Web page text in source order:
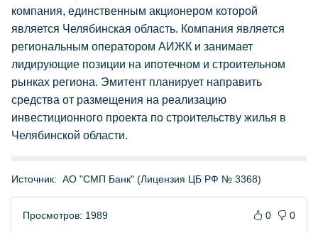
компания, единственным акционером которой
является Челябинская область. Компания является
региональным оператором АИЖК и занимает
лидирующие позиции на ипотечном и строительном
рынках региона. Эмитент планирует направить
средства от размещения на реализацию
инвестиционного проекта по строительству жилья в
Челябинской области.
Источник: АО "СМП Банк" (Лицензия ЦБ РФ № 3368)
Просмотров: 1989 0 0